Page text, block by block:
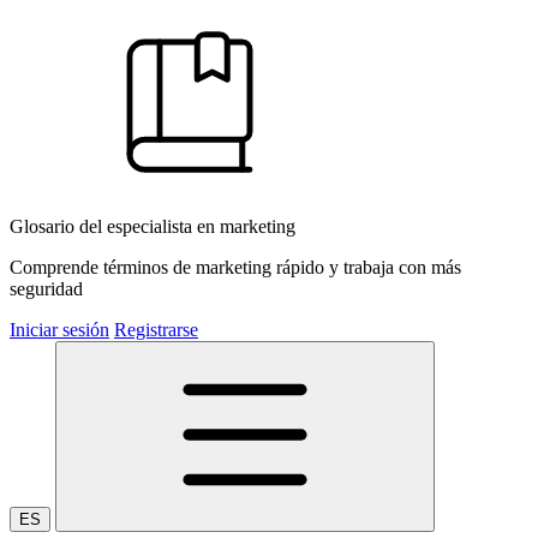
Glosario del especialista en marketing
Comprende términos de marketing rápido y trabaja con más
seguridad
Iniciar sesión Registrarse
ES